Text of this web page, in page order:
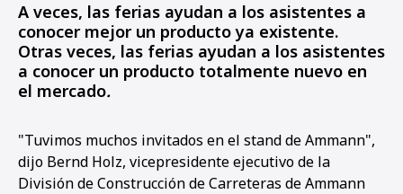
A veces, las ferias ayudan a los asistentes a
conocer mejor un producto ya existente.
Otras veces, las ferias ayudan a los asistentes
a conocer un producto totalmente nuevo en
el mercado.
"Tuvimos muchos invitados en el stand de Ammann",
dijo Bernd Holz, vicepresidente ejecutivo de la
División de Construcción de Carreteras de Ammann